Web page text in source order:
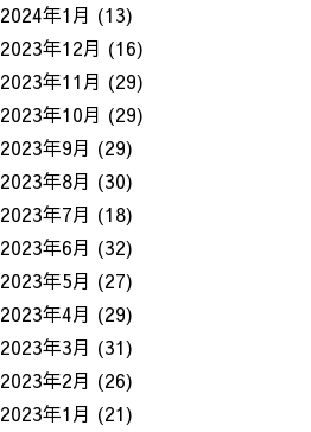
2024年1月 (13)
2023年12月 (16)
2023年11月 (29)
2023年10月 (29)
2023年9月 (29)
2023年8月 (30)
2023年7月 (18)
2023年6月 (32)
2023年5月 (27)
2023年4月 (29)
2023年3月 (31)
2023年2月 (26)
2023年1月 (21)